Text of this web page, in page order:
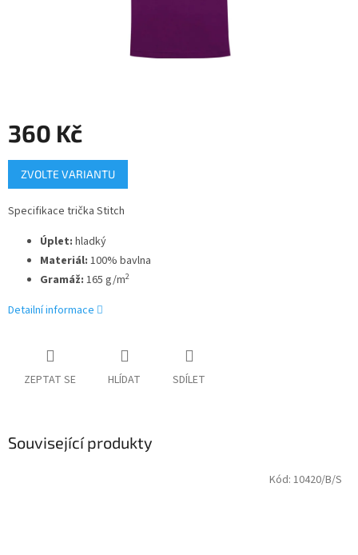
360 Kč
Měrná
cena:
ZVOLTE VARIANTU
Specifikace trička Stitch
Úplet: hladký
Materiál: 100% bavlna
Gramáž: 165 g/m2
Detailní informace
ZEPTAT SE HLÍDAT SDÍLET
Související produkty
Kód: 10420/B/S